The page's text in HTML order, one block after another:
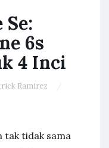
6s
4 Inci
Ramirez
tak tidak sama